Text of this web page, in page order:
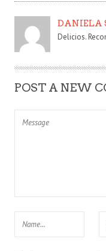
DANIELA
Delicios.
POST A NEW